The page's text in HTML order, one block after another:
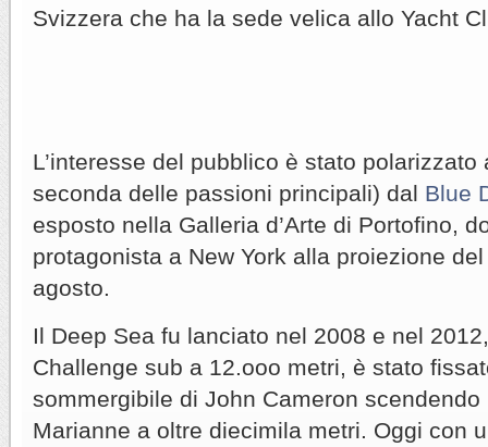
Svizzera che ha la sede velica allo Yacht
L’interesse del pubblico è stato
seconda delle passioni principali) dal Blue
esposto nella Galleria d’Arte di Portofino,
protagonista a New York alla proiezione
agosto.
Il Deep Sea fu lanciato nel 2008 e nel
Challenge sub a 12.ooo metri, è stato
sommergibile di John Cameron
Marianne a oltre diecimila metri. Oggi con